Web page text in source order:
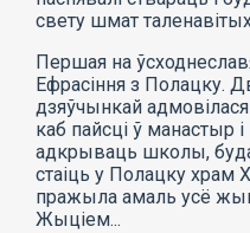
свету шмат
Першая на
Ефрасіння з Полацку.
дзяўчынкай
каб пайсці ў манастыр і
адкрываць школы,
стаіць у Полацку храм
пражыла амаль усё
Жыціем...